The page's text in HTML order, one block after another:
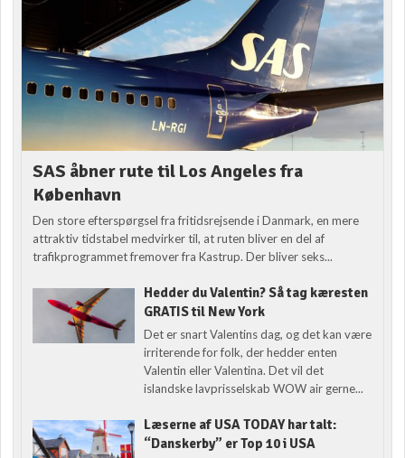
SAS åbner rute til Los Angeles fra
København
Den store efterspørgsel fra fritidsrejsende i Danmark, en mere
attraktiv tidstabel medvirker til, at ruten bliver en del af
trafikprogrammet fremover fra Kastrup. Der bliver seks...
Hedder du Valentin? Så tag kæresten
GRATIS til New York
Det er snart Valentins dag, og det kan være
irriterende for folk, der hedder enten
Valentin eller Valentina. Det vil det
islandske lavprisselskab WOW air gerne...
Læserne af USA TODAY har talt:
“Danskerby” er Top 10 i USA